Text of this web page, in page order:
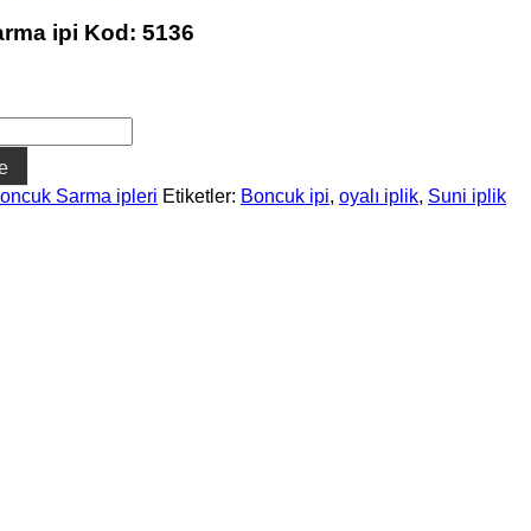
ipi Kod: 5136
Sarma ipleri Etiketler: Boncuk ipi, oyalı iplik, Suni iplik